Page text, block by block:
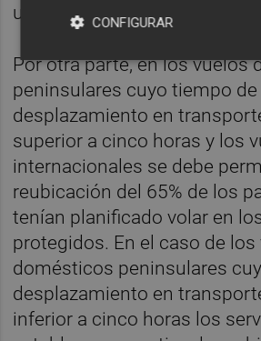
un comunicado.
Por otra parte, en los vuelos
peninsulares cuyo tiempo de
desplazamiento en
superior a cinco horas y los
internacionales se debe
reubicación del 65% de los
tenían planificado volar en
protegidos. En el caso de los
domésticos peninsulares
desplazamiento en
inferior a cinco horas los
CONFIGURAR